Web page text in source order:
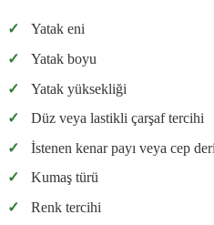
✓
Yatak eni
✓
Yatak boyu
✓
Yatak yüksekliği
✓
Düz veya lastikli çarşaf tercihi
✓
İstenen kenar payı veya cep
✓
Kumaş türü
✓
Renk tercihi